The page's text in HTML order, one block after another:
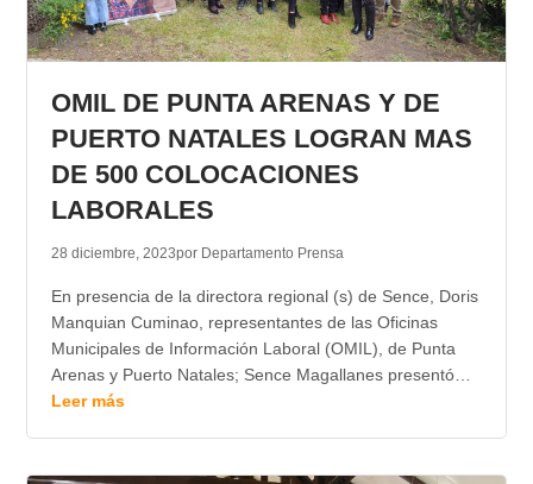
OMIL DE PUNTA ARENAS Y DE
PUERTO NATALES LOGRAN MAS
DE 500 COLOCACIONES
LABORALES
28 diciembre, 2023por Departamento Prensa
En presencia de la directora regional (s) de Sence, Doris
Manquian Cuminao, representantes de las Oficinas
Municipales de Información Laboral (OMIL), de Punta
Arenas y Puerto Natales; Sence Magallanes presentó…
Leer más